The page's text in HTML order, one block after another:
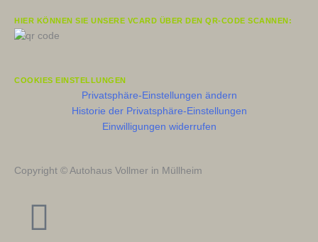
HIER KÖNNEN SIE UNSERE VCARD ÜBER DEN QR-CODE SCANNEN:
COOKIES EINSTELLUNGEN
Privatsphäre-Einstellungen ändern
Historie der Privatsphäre-Einstellungen
Einwilligungen widerrufen
Copyright © Autohaus Vollmer in Müllheim